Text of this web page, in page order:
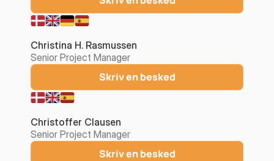
Christina H. Rasmussen
Senior Project Manager
Skriv en besked
Christoffer Clausen
Senior Project Manager
Skriv en besked